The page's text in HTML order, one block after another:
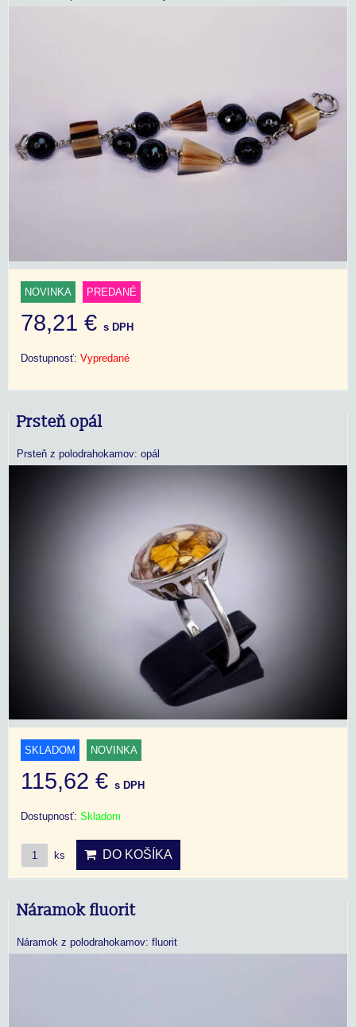
NOVINKA PREDANÉ
78,21 € s DPH
Dostupnosť: Vypredané
Prsteň opál
Prsteň z polodrahokamov: opál
SKLADOM NOVINKA
115,62 € s DPH
Dostupnosť: Skladom
ks DO KOŠÍKA
Náramok fluorit
Náramok z polodrahokamov: fluorit